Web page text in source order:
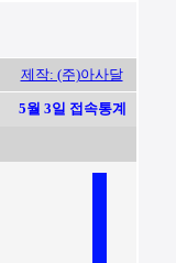
제작: (주)아사달
5월 3일 접속통계